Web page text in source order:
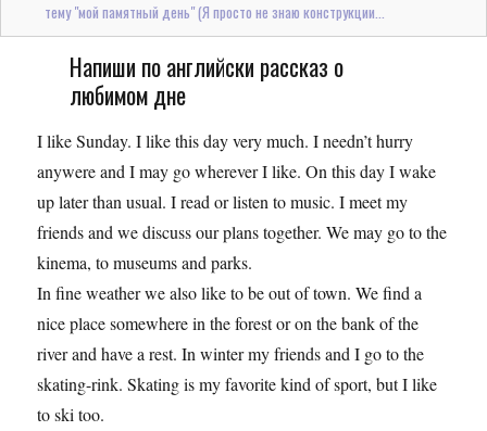
тему "мой памятный день" (Я просто не знаю конструкции...
Напиши по английски рассказ о
любимом дне
I like Sunday. I like this day very much. I needn’t hurry
anywere and I may go wherever I like. On this day I wake
up later than usual. I read or listen to music. I meet my
friends and we discuss our plans together. We may go to the
kinema, to museums and parks.
In fine weather we also like to be out of town. We find a
nice place somewhere in the forest or on the bank of the
river and have a rest. In winter my friends and I go to the
skating-rink. Skating is my favorite kind of sport, but I like
to ski too.